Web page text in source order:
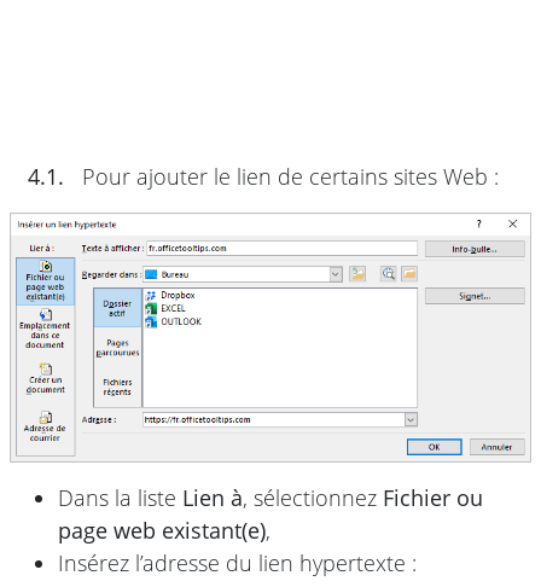
4.1. Pour ajouter le lien de certains sites Web :
Dans la liste Lien à, sélectionnez Fichier ou
page web existant(e),
Insérez l’adresse du lien hypertexte :